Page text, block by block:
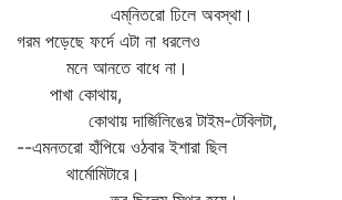
এম্‌নিতরো ঢিলে অবস্থা।
গরম পড়েছে ফর্দে এটা না ধরলেও
মনে আনতে বাধে না।
পাখা কোথায়,
কোথায় দার্জিলিঙের টাইম-টেবিলটা,
--এমনতরো হাঁপিয়ে ওঠবার ইশারা ছিল
থার্মোমিটারে।